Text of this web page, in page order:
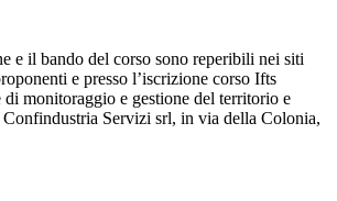
e il bando del corso sono reperibili nei siti
e presso l’iscrizione corso Ifts
di monitoraggio e gestione del territorio e
Confindustria Servizi srl, in via della Colonia,